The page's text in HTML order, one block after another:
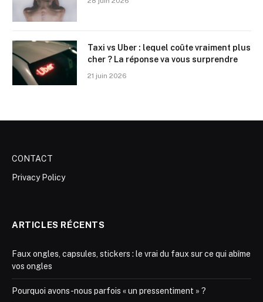
Taxi vs Uber : lequel coûte vraiment plus
cher ? La réponse va vous surprendre
21 juin 2026
CONTACT
Privacy Policy
ARTICLES RÉCENTS
Faux ongles, capsules, stickers : le vrai du faux sur ce qui abîme
vos ongles
Pourquoi avons-nous parfois « un pressentiment » ?